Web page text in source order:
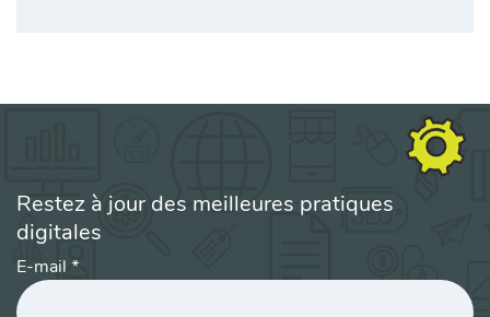
Restez à jour des meilleures pratiques
digitales
E-mail *